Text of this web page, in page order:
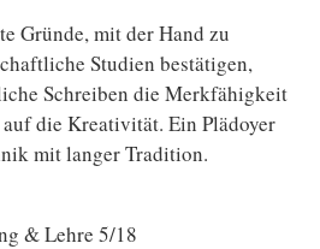
Gründe, mit der Hand zu
Studien bestätigen,
Schreiben die Merkfähigkeit
die Kreativität. Ein Plädoyer
mit langer Tradition.
& Lehre 5/18